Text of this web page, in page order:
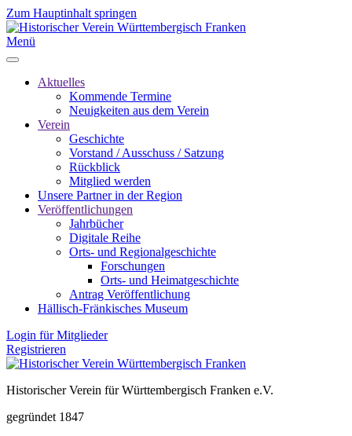
Zum Hauptinhalt springen
Menü
Aktuelles
Kommende Termine
Neuigkeiten aus dem Verein
Verein
Geschichte
Vorstand / Ausschuss / Satzung
Rückblick
Mitglied werden
Unsere Partner in der Region
Veröffentlichungen
Jahrbücher
Digitale Reihe
Orts- und Regionalgeschichte
Forschungen
Orts- und Heimatgeschichte
Antrag Veröffentlichung
Hällisch-Fränkisches Museum
Login für Mitglieder
Registrieren
Historischer Verein für Württembergisch Franken e.V.
gegründet 1847